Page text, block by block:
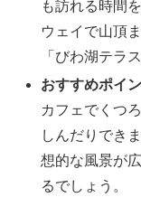
も訪れる時間
ウェイで山頂
「びわ湖テラ
おすすめポイン
カフェでくつ
しんだりでき
想的な風景が
るでしょう。